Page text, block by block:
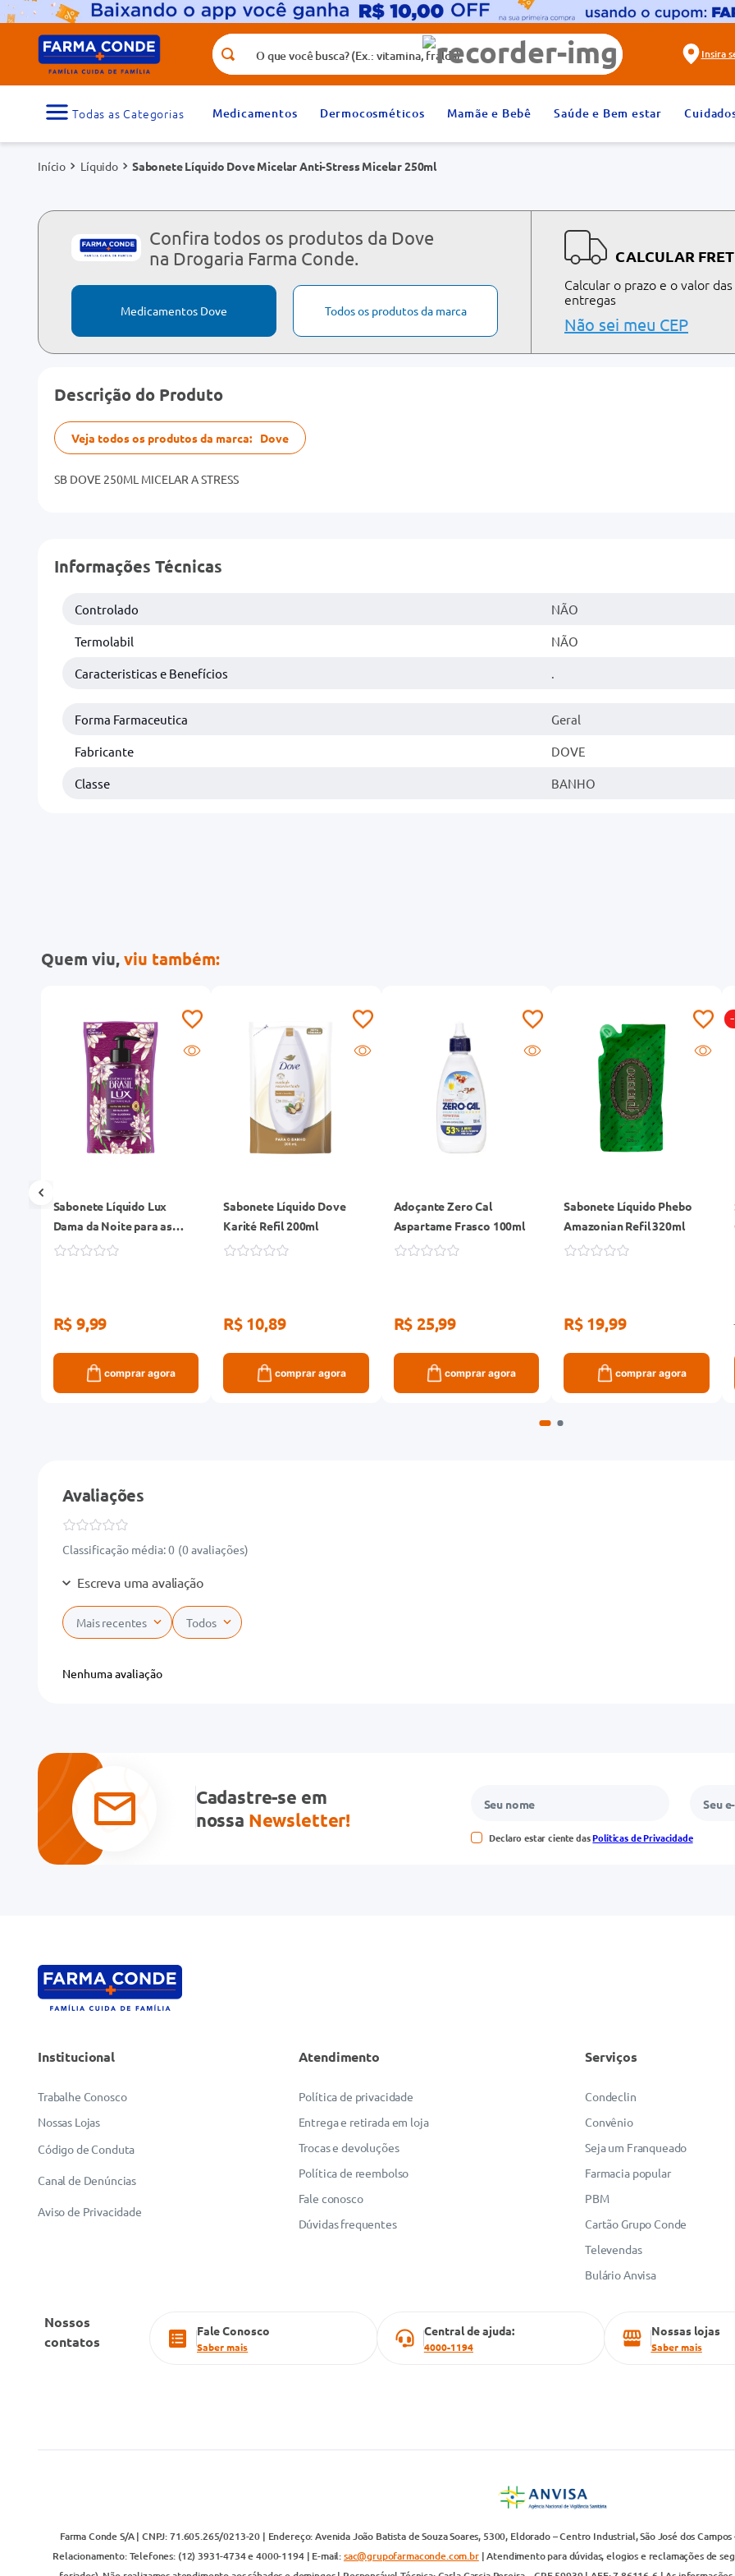
O que você busca? (Ex.: vitamina, fralda)
Insira
Medicamentos Dermocosméticos Mamãe e Bebê Saúde e Bem estar
Líquido Sabonete Líquido Dove Micelar Anti-Stress Micelar 250ml
Confira todos os produtos da Dove
na Drogaria Farma Conde.
Medicamentos Dove Todos os produtos da marca
CALCULAR
Calcular o prazo e o valor das
entregas
Não sei meu CEP
Descrição do Produto
Veja todos os produtos da marca: Dove
SB DOVE 250ML MICELAR A STRESS
Informações Técnicas
Controlado NÃO
Termolabil NÃO
Caracteristicas e Benefícios
Forma Farmaceutica Geral
Fabricante DOVE
Classe BANHO
Quem viu,viu também:
Sabonete Líquido Lux
Dama da Noite para as
Mãos 240ml
R$ 9,99
comprar agora
Sabonete Líquido Dove
Karité Refil 200ml
R$ 10,89
comprar agora
Adoçante Zero Cal
Aspartame Frasco 100ml
R$ 25,99
comprar agora
Sabonete Líquido Phebo
Amazonian Refil 320ml
R$ 19,99
comprar agora
Avaliações
Classificação média: 0 (0 avaliações)
Escreva uma avaliação
Adicionar avaliação
Avalie o produto de 1 a 5 estrelas
★★★
Seu nome
Mais recentes Todos
Nenhuma avaliação
Cadastre-se em
nossa Newsletter!
Declaro estar ciente dasPolíticas de Privacidade
Institucional
Trabalhe Conosco
Nossas Lojas
Código de Conduta
Canal de Denúncias
Aviso de Privacidade
Atendimento
Política de privacidade
Entrega e retirada em loja
Trocas e devoluções
Política de reembolso
Fale conosco
Dúvidas frequentes
Serviços
Condeclin
Convênio
Seja um Franqueado
Farmacia popular
PBM
Cartão Grupo Conde
Televendas
Bulário Anvisa
Nossos
contatos
Fale Conosco
Saber mais
Central de ajuda:
4000-1194
Nossas lojas
Saber mais
Farma Conde S/A | CNPJ: 71.605.265/0213-20 | Endereço: Avenida João Batista de Souza Soares, 5300, Eldorado – Centro Industrial, São José dos
Relacionamento: Telefones: (12) 3931-4734 e 4000-1194 | E-mail:sac@grupofarmaconde.com.br| Atendimento para dúvidas, elogios e reclamações de
Termos mais buscados
1
medicamento 2º
fralda
5º rosuvastatina 20mg 6º
absorvente